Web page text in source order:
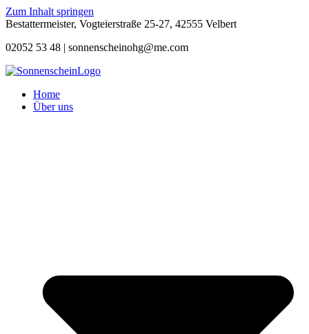
Zum Inhalt springen
Bestattermeister, Vogteierstraße 25-27, 42555 Velbert
02052 53 48 | sonnenscheinohg@me.com
Home
Über uns